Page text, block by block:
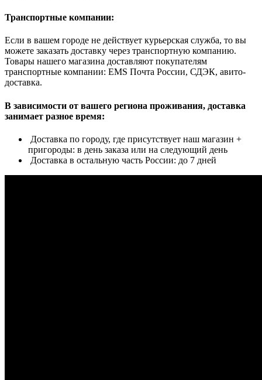
Транспортные компании:
Если в вашем городе не действует курьерская служба, то вы
можете заказать доставку через транспортную компанию.
Товары нашего магазина доставляют покупателям
транспортные компании: EMS Почта России, СДЭК, авито-
доставка.
В зависимости от вашего региона проживания, доставка
занимает разное время:
Доставка по городу, где присутствует наш магазин +
пригороды: в день заказа или на следующий день
Доставка в остальную часть России: до 7 дней